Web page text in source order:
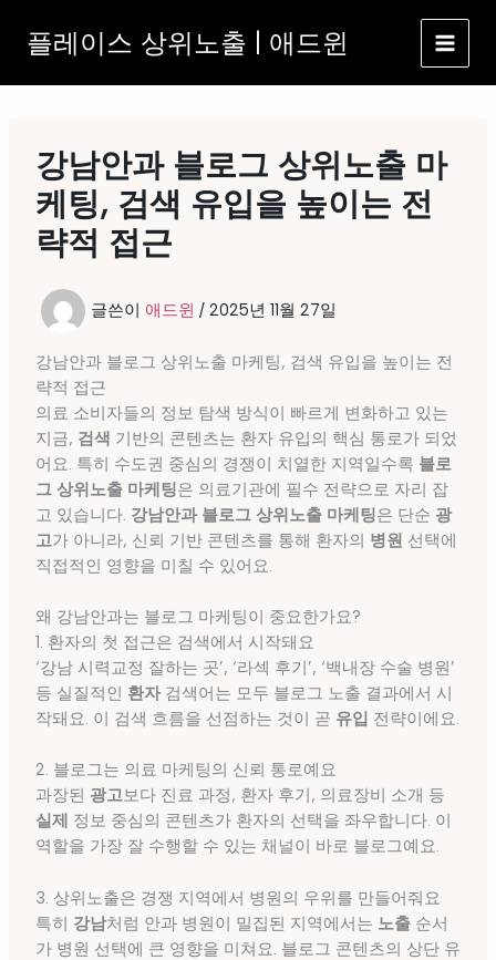
로
플레이스 상위노출 | 애드윈
강남안과 블로그 상위노출 마
케팅, 검색 유입을 높이는 전
략적 접근
글쓴이 애드윈 / 2025년 11월 27일
강남안과 블로그 상위노출 마케팅, 검색 유입을 높이는 전
략적 접근
의료 소비자들의 정보 탐색 방식이 빠르게 변화하고 있는
지금, 검색 기반의 콘텐츠는 환자 유입의 핵심 통로가 되었
어요. 특히 수도권 중심의 경쟁이 치열한 지역일수록 블로
그 상위노출 마케팅은 의료기관에 필수 전략으로 자리 잡
고 있습니다. 강남안과 블로그 상위노출 마케팅은 단순 광
고가 아니라, 신뢰 기반 콘텐츠를 통해 환자의 병원 선택에
직접적인 영향을 미칠 수 있어요.
왜 강남안과는 블로그 마케팅이 중요한가요?
1. 환자의 첫 접근은 검색에서 시작돼요
‘강남 시력교정 잘하는 곳’, ‘라섹 후기’, ‘백내장 수술 병원’
등 실질적인 환자검색어는 모두 블로그 노출 결과에서 시
작돼요. 이 검색 흐름을 선점하는 것이 곧 유입 전략이에요.
2. 블로그는 의료 마케팅의 신뢰 통로예요
과장된 광고보다 진료 과정, 환자 후기, 의료장비 소개 등
실제
정보 중심의 콘텐츠가 환자의 선택을 좌우합니다. 이
역할을 가장 잘 수행할 수 있는 채널이 바로 블로그예요.
3. 상위노출은 경쟁 지역에서 병원의 우위를 만들어줘요
특히 강남처럼 안과 병원이 밀집된 지역에서는 노출순서
가 병원 선택에 큰 영향을 미쳐요. 블로그 콘텐츠의 상단 유